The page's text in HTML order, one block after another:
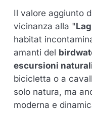
Il valore aggiunto
vicinanza alla "
habitat
amanti del
escursioni
bicicletta o a
solo natura, ma
moderna e